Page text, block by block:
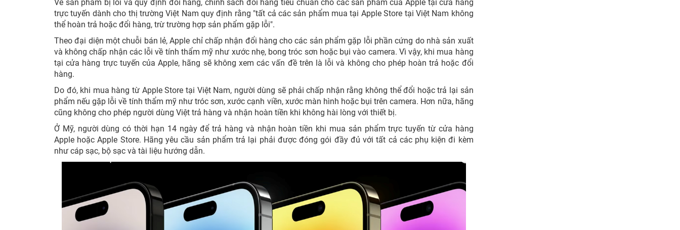
Về sản phẩm bị lỗi và quy định đổi hàng, chính sách đổi hàng tiêu chuẩn cho các sản phẩm của Apple tại cửa hàng
trực tuyến dành cho thị trường Việt Nam quy định rằng "tất cả các sản phẩm mua tại Apple Store tại Việt Nam không
thể hoàn trả hoặc đổi hàng, trừ trường hợp sản phẩm gặp lỗi".
Theo đại diện một chuỗi bán lẻ, Apple chỉ chấp nhận đổi hàng cho các sản phẩm gặp lỗi phần cứng do nhà sản xuất
và không chấp nhận các lỗi về tính thẩm mỹ như xước nhẹ, bong tróc sơn hoặc bụi vào camera. Vì vậy, khi mua hàng
tại cửa hàng trực tuyến của Apple, hãng sẽ không xem các vấn đề trên là lỗi và không cho phép hoàn trả hoặc đổi
hàng.
Do đó, khi mua hàng từ Apple Store tại Việt Nam, người dùng sẽ phải chấp nhận rằng không thể đổi hoặc trả lại sản
phẩm nếu gặp lỗi về tính thẩm mỹ như tróc sơn, xước cạnh viền, xước màn hình hoặc bụi trên camera. Hơn nữa, hãng
cũng không cho phép người dùng Việt trả hàng và nhận hoàn tiền khi không hài lòng với thiết bị.
Ở Mỹ, người dùng có thời hạn 14 ngày để trả hàng và nhận hoàn tiền khi mua sản phẩm trực tuyến từ cửa hàng
Apple hoặc Apple Store. Hãng yêu cầu sản phẩm trả lại phải được đóng gói đầy đủ với tất cả các phụ kiện đi kèm
như cáp sạc, bộ sạc và tài liệu hướng dẫn.